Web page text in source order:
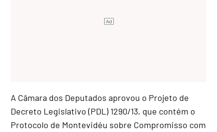
A Câmara dos Deputados aprovou o Projeto de
Decreto Legislativo (PDL) 1290/13, que contém o
Protocolo de Montevidéu sobre Compromisso com